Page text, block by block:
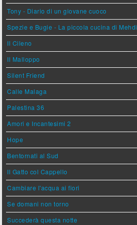
Tony - Diario di un giovane cuoco
Spezie e Bugie - La piccola cucina di Mehdi
Il Cileno
Il Malloppo
Silent Friend
Calle Malaga
Palestina 36
Amori e Incantesimi 2
Hope
Bentornati al Sud
Il Gatto col Cappello
Cambiare l'acqua ai fiori
Se domani non torno
Succederà questa notte